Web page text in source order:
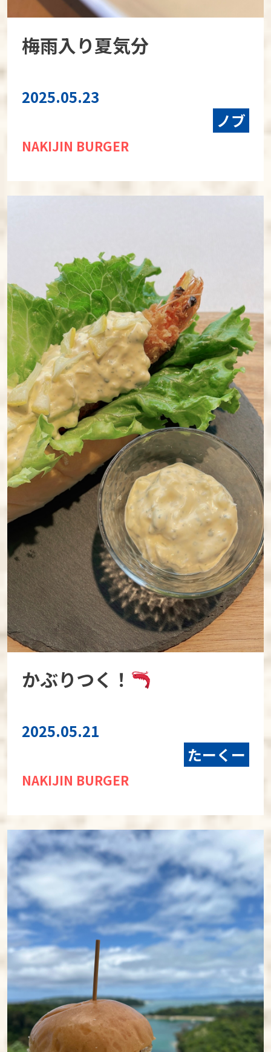
梅雨入り夏気分
2025.05.23
ノブ
NAKIJIN BURGER
かぶりつく！
2025.05.21
たーくー
NAKIJIN BURGER